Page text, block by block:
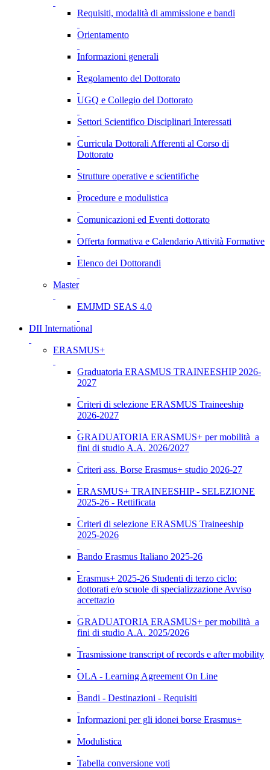
Requisiti, modalità di ammissione e bandi
Orientamento
Informazioni generali
Regolamento del Dottorato
UGQ e Collegio del Dottorato
Settori Scientifico Disciplinari Interessati
Curricula Dottorali Afferenti al Corso di
Dottorato
Strutture operative e scientifiche
Procedure e modulistica
Comunicazioni ed Eventi dottorato
Offerta formativa e Calendario Attività Formative
Elenco dei Dottorandi
Master
EMJMD SEAS 4.0
DII International
ERASMUS+
Graduatoria ERASMUS TRAINEESHIP 2026-
2027
Criteri di selezione ERASMUS Traineeship
2026-2027
GRADUATORIA ERASMUS+ per mobilità a
fini di studio A.A. 2026/2027
Criteri ass. Borse Erasmus+ studio 2026-27
ERASMUS+ TRAINEESHIP - SELEZIONE
2025-26 - Rettificata
Criteri di selezione ERASMUS Traineeship
2025-2026
Bando Erasmus Italiano 2025-26
Erasmus+ 2025-26 Studenti di terzo ciclo:
dottorati e/o scuole di specializzazione Avviso
accettazio
GRADUATORIA ERASMUS+ per mobilità a
fini di studio A.A. 2025/2026
Trasmissione transcript of records e after mobility
OLA - Learning Agreement On Line
Bandi - Destinazioni - Requisiti
Informazioni per gli idonei borse Erasmus+
Modulistica
Tabella conversione voti